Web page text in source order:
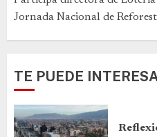
Jornada Nacional de
TE PUEDE